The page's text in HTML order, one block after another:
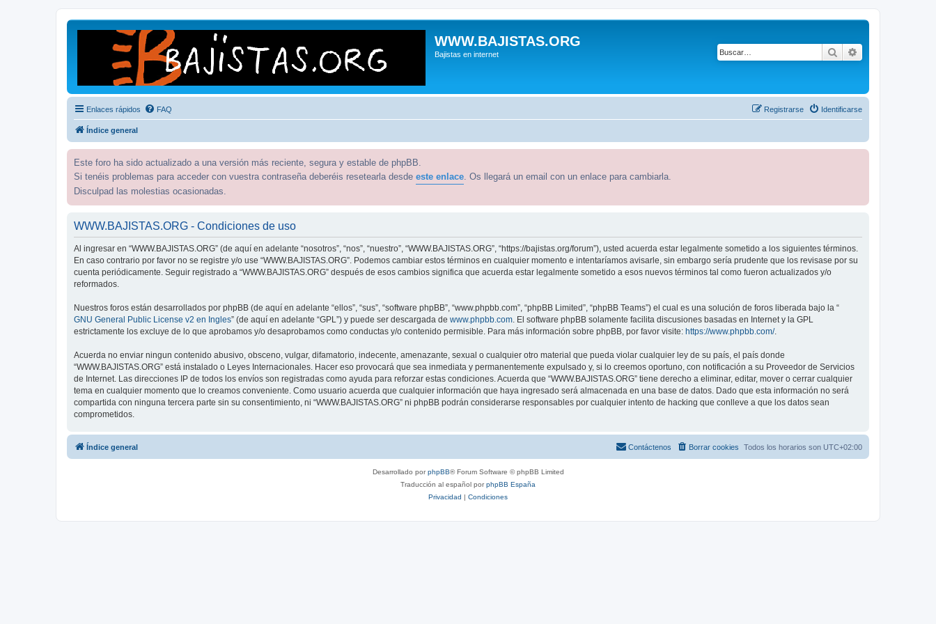
WWW.BAJISTAS.ORG
Bajistas en internet Buscar
Enlaces rápidos FAQ Identificarse
Registrarse
Índice general
Este foro ha sido actualizado a una versión más reciente, segura y estable de phpBB.
Si tenéis problemas para acceder con vuestra contraseña deberéis resetearla desde este enlace. Os llegará un email con un enlace para cambiarla.
Disculpad las molestias ocasionadas.
WWW.BAJISTAS.ORG - Condiciones de uso
Al ingresar en “WWW.BAJISTAS.ORG” (de aquí en adelante “nosotros”, “nos”, “nuestro”, “WWW.BAJISTAS.ORG”, “https://bajistas.org/forum”), usted acuerda estar legalmente sometido a los siguientes términos.
En caso contrario por favor no se registre y/o use “WWW.BAJISTAS.ORG”. Podemos cambiar estos términos en cualquier momento e intentaríamos avisarle, sin embargo sería prudente que los revisase por su
cuenta periódicamente. Seguir registrado a “WWW.BAJISTAS.ORG” después de esos cambios significa que acuerda estar legalmente sometido a esos nuevos términos tal como fueron actualizados y/o
reformados.
Nuestros foros están desarrollados por phpBB (de aquí en adelante “ellos”, “sus”, “software phpBB”, “www.phpbb.com”, “phpBB Limited”, “phpBB Teams”) el cual es una solución de foros liberada bajo la “
GNU General Public License v2 en Ingles” (de aquí en adelante “GPL”) y puede ser descargada de www.phpbb.com. El software phpBB solamente facilita discusiones basadas en Internet y la GPL
estrictamente los excluye de lo que aprobamos y/o desaprobamos como conductas y/o contenido permisible. Para más información sobre phpBB, por favor visite: https://www.phpbb.com/.
Acuerda no enviar ningun contenido abusivo, obsceno, vulgar, difamatorio, indecente, amenazante, sexual o cualquier otro material que pueda violar cualquier ley de su país, el país donde
“WWW.BAJISTAS.ORG” está instalado o Leyes Internacionales. Hacer eso provocará que sea inmediata y permanentemente expulsado y, si lo creemos oportuno, con notificación a su Proveedor de Servicios
de Internet. Las direcciones IP de todos los envíos son registradas como ayuda para reforzar estas condiciones. Acuerda que “WWW.BAJISTAS.ORG” tiene derecho a eliminar, editar, mover o cerrar cualquier
tema en cualquier momento que lo creamos conveniente. Como usuario acuerda que cualquier información que haya ingresado será almacenada en una base de datos. Dado que esta información no será
compartida con ninguna tercera parte sin su consentimiento, ni “WWW.BAJISTAS.ORG” ni phpBB podrán considerarse responsables por cualquier intento de hacking que conlleve a que los datos sean
comprometidos.
Índice general Todos los horarios son UTC+02:00
Borrar cookies
Contáctenos
Desarrollado porphpBB® Forum Software © phpBB Limited
Traducción al español porphpBB España
Privacidad | Condiciones